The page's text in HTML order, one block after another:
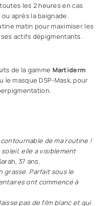
les 2 heures en cas
après la baignade.
matin pour maximiser les
actifs dépigmentants.
de la gamme Martiderm
le masque DSP-Mask, pour
de ma routine !
elle a visiblement
37 ans.
grasse. Parfait sous le
ont commencé à
pas de film blanc et qui